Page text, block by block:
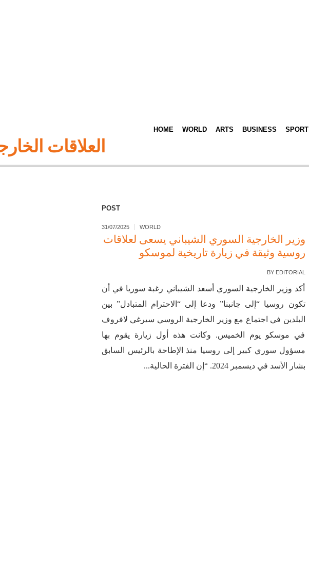
HOME WORLD ARTS BUSINESS SPORT
العلاقات
POST
31/07/2025 WORLD
وزير الخارجية السوري الشيباني يسعى لعلاقات
روسية وثيقة في زيارة تاريخية لموسكو
BY EDITORIAL
أكد وزير الخارجية السوري أسعد الشيباني رغبة سوريا في أن
تكون روسيا “إلى جانبنا” ودعا إلى “الاحترام المتبادل” بين
البلدين في اجتماع مع وزير الخارجية الروسي سيرغي لافروف
في موسكو يوم الخميس. وكانت هذه أول زيارة يقوم بها
مسؤول سوري كبير إلى روسيا منذ الإطاحة بالرئيس السابق
بشار الأسد في ديسمبر 2024. “إن الفترة الحالية...